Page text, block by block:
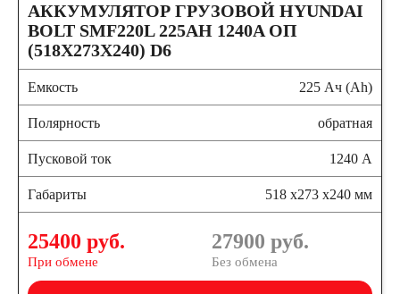
АККУМУЛЯТОР ГРУЗОВОЙ HYUNDAI
BOLT SMF220L 225AH 1240A ОП
(518X273X240) D6
Емкость 225 Ач (Ah)
Полярность обратная
Пусковой ток 1240 А
Габариты 518 x273 x240 мм
25400 руб.
При обмене
27900 руб.
Без обмена